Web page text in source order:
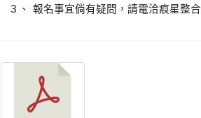
３、 報名事宜倘有疑問，請電洽痕星整